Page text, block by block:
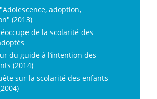
adoption,
(2013)
de la scolarité des
du guide à l’intention des
(2014)
sur la scolarité des enfants